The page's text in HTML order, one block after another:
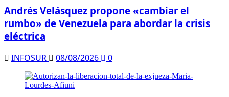
Andrés Velásquez propone «cambiar el
rumbo» de Venezuela para abordar la crisis
eléctrica
INFOSUR 08/08/2026 0